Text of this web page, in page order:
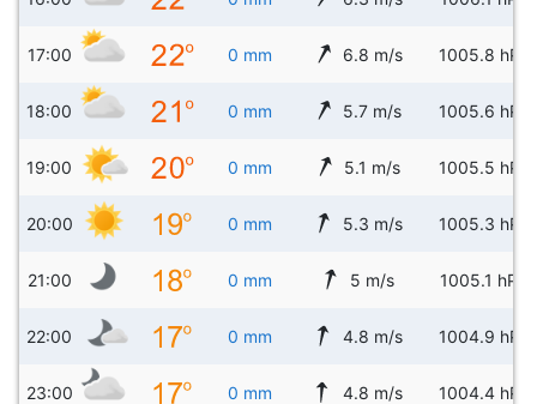
17:00 0 mm 6.8 m/s 1005.8 hPa
18:00 0 mm 5.7 m/s 1005.6 hPa
19:00 0 mm 5.1 m/s 1005.5 hPa
20:00 0 mm 5.3 m/s 1005.3 hPa
21:00 0 mm 5 m/s 1005.1 hPa
22:00 0 mm 4.8 m/s 1004.9 hPa
23:00 0 mm 4.8 m/s 1004.4 hPa